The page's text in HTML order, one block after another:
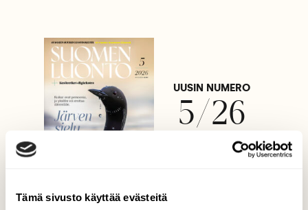
Tämä sivusto käyttää evästeitä
UUSIN NUMERO
5/26
Tilaa lukuoikeus »